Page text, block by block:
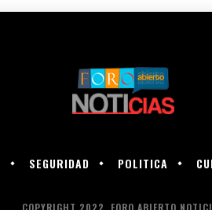
SEGURIDAD POLITICA
COPYRIGHT 2022, FORO ABIERTO